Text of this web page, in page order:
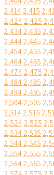
2,4142,415
2,4242,425
2,4342,435
2,4442,445
2,4542,455
2,4642,465
2,4742,475
2,4842,485
2,4942,495
2,5042,505
2,5142,515
2,5242,525
2,5342,535
2,5442,545
2,5542,555
2,5642,565